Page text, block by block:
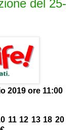
del 25-
2019 ore 11:00
11 12 13 18 20